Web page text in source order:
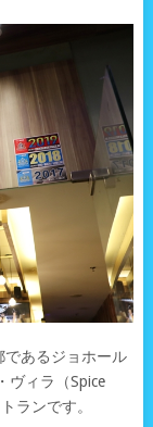
あるジョホール
ヴィラ（Spice
ランです。